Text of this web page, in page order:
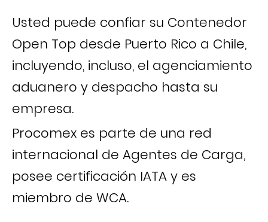
Usted puede confiar su Contenedor
Open Top desde Puerto Rico a Chile,
incluyendo, incluso, el agenciamiento
aduanero y despacho hasta su
empresa.
Procomex es parte de una red
internacional de Agentes de Carga,
posee certificación IATA y es
miembro de WCA.